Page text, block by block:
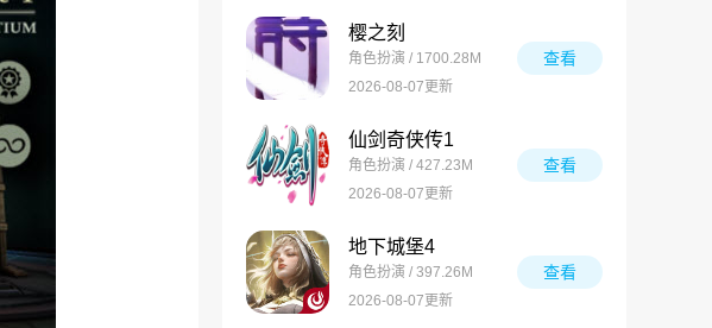
樱之刻
角色扮演 / 1700.28M
2026-08-07更新
查看
仙剑奇侠传1
角色扮演 / 427.23M
2026-08-07更新
查看
地下城堡4
角色扮演 / 397.26M
2026-08-07更新
查看